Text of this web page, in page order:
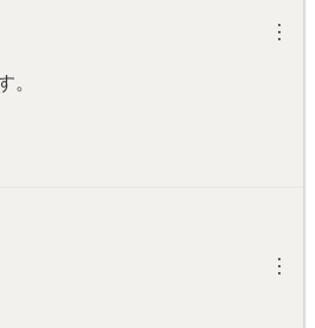
︙
。
︙